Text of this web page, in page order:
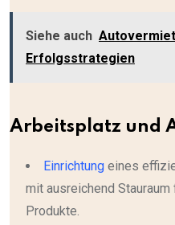
Siehe auch
Erfolgsstrategien
Arbeitsplatz und
Einrichtung eines
mit ausreichend
Produkte.